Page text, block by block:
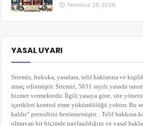
Temmuz 28, 2026
YASAL UYARI
Sitemiz, hukuka, yasalara, telif haklarına ve
amaç edinmiştir. Sitemiz, 5651 sayılı yasada
hizmet vermektedir. İlgili yasaya göre, site
içerikleri kontrol etme yükümlülüğü yoktur. Bu
kaldır” prensibini benimsemiştir. . Telif hakkına
olmayan bir biçimde paylaşıldığını ve yasal